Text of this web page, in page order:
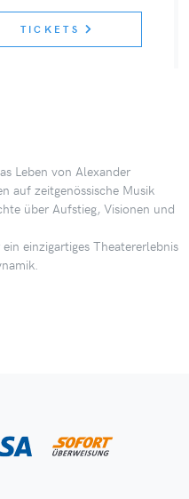
TICKETS
Leben von Alexander
auf zeitgenössische Musik
über Aufstieg, Visionen und
einzigartiges Theatererlebnis